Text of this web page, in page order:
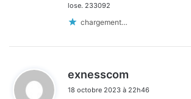
lose. 233092
chargement…
exnesscom
t
18 octobre 2023 à 22h46